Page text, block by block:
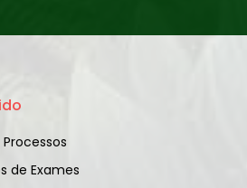
de Exames